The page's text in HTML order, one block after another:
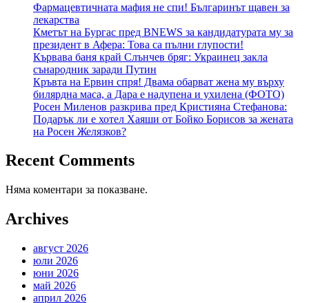
Фармацевтичната мафия не спи! Българинът щавен за
лекарства
Кметът на Бургас пред BNEWS за кандидатурата му за
президент в Афера: Това са пълни глупости!
Кървава баня край Слънчев бряг: Украинец закла
сънародник заради Путин
Кръвта на Ервин спря! Двама обарват жена му върху
билярдна маса, а Дара е надупена и ухилена (ФОТО)
Росен Миленов разкрива пред Кристияна Стефанова:
Подарък ли е хотел Хаяши от Бойко Борисов за жената
на Росен Желязков?
Recent Comments
Няма коментари за показване.
Archives
август 2026
юли 2026
юни 2026
май 2026
април 2026